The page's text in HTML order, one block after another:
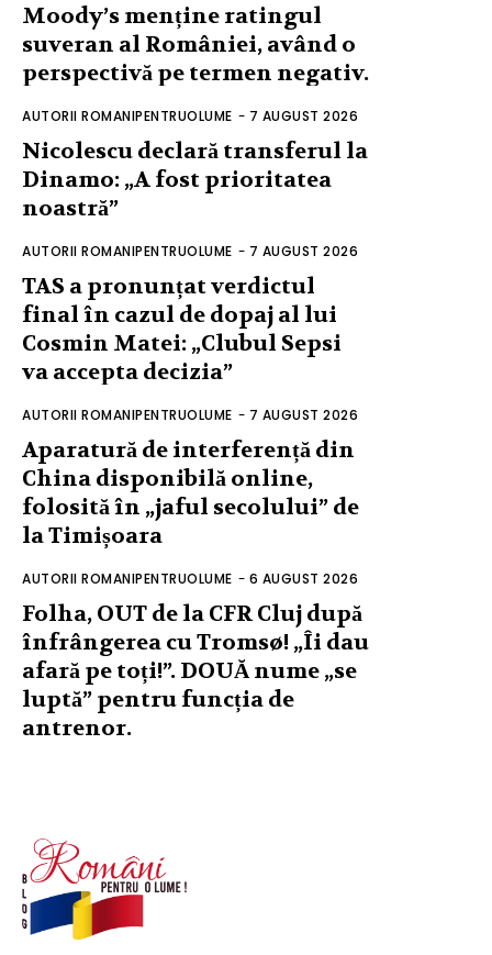
Moody’s menține ratingul
suveran al României, având o
perspectivă pe termen negativ.
AUTORII ROMANIPENTRUOLUME - 7 AUGUST 2026
Nicolescu declară transferul la
Dinamo: „A fost prioritatea
noastră”
AUTORII ROMANIPENTRUOLUME - 7 AUGUST 2026
TAS a pronunțat verdictul
final în cazul de dopaj al lui
Cosmin Matei: „Clubul Sepsi
va accepta decizia”
AUTORII ROMANIPENTRUOLUME - 7 AUGUST 2026
Aparatură de interferență din
China disponibilă online,
folosită în „jaful secolului” de
la Timișoara
AUTORII ROMANIPENTRUOLUME - 6 AUGUST 2026
Folha, OUT de la CFR Cluj după
înfrângerea cu Tromsø! „Îi dau
afară pe toți!”. DOUĂ nume „se
luptă” pentru funcția de
antrenor.